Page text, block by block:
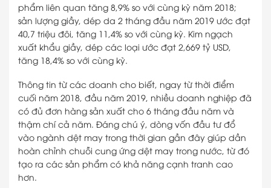
phẩm liên quan tăng 8,9% so với cùng kỳ năm 2018;
sản lượng giầy, dép da 2 tháng đầu năm 2019 ước đạt
40,7 triệu đôi, tăng 11,4% so với cùng kỳ. Kim ngạch
xuất khẩu giầy, dép các loại ước đạt 2,669 tỷ USD,
tăng 18,4% so với cùng kỳ.
Thông tin từ các doanh cho biết, ngay từ thời điểm
cuối năm 2018, đầu năm 2019, nhiều doanh nghiệp đã
có đủ đơn hàng sản xuất cho 6 tháng đầu năm và
thậm chí cả năm. Đáng chú ý, dòng vốn đầu tư đổ
vào ngành dệt may trong thời gian gần đây giúp dần
hoàn chỉnh chuỗi cung ứng dệt may trong nước, từ đó
tạo ra các sản phẩm có khả năng cạnh tranh cao
hơn.